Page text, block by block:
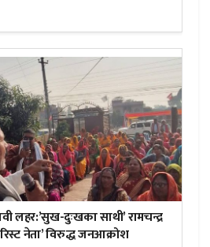
लहर:’सुख-दुःखका साथी’ रामचन्द्र
नेता’ विरुद्ध जनआक्रोश